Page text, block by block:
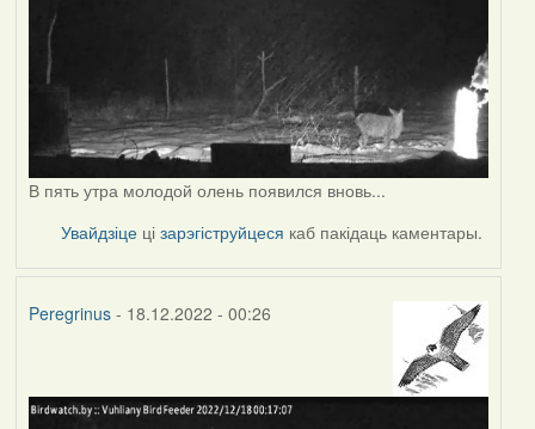
В пять утра молодой олень появился вновь...
Увайдзіце цізарэгіструйцеся каб пакідаць каментары.
Peregrinus- 18.12.2022 - 00:26